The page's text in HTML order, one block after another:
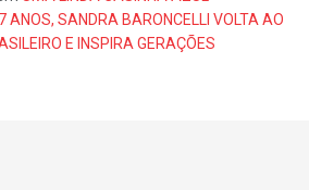
ANOS, SANDRA BARONCELLI VOLTA AO
E INSPIRA GERAÇÕES